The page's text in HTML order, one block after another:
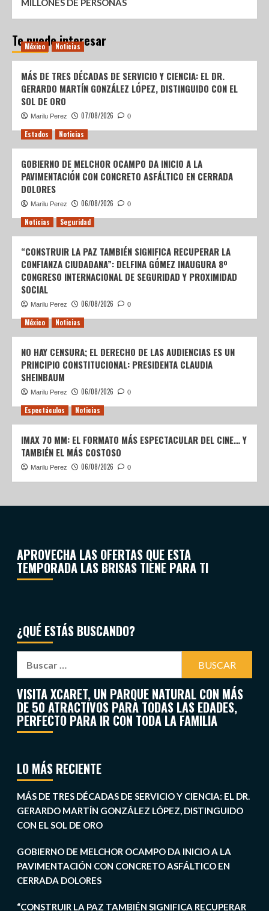
MILLONES DE PERSONAS
Te puede interesar
México Noticias
MÁS DE TRES DÉCADAS DE SERVICIO Y CIENCIA: EL DR.
GERARDO MARTÍN GONZÁLEZ LÓPEZ, DISTINGUIDO CON EL
SOL DE ORO
Marilu Perez 07/08/2026 0
Estados Noticias
GOBIERNO DE MELCHOR OCAMPO DA INICIO A LA
PAVIMENTACIÓN CON CONCRETO ASFÁLTICO EN CERRADA
DOLORES
Marilu Perez 06/08/2026 0
Noticias Seguridad
“CONSTRUIR LA PAZ TAMBIÉN SIGNIFICA RECUPERAR LA
CONFIANZA CIUDADANA”: DELFINA GÓMEZ INAUGURA 8º
CONGRESO INTERNACIONAL DE SEGURIDAD Y PROXIMIDAD
SOCIAL
Marilu Perez 06/08/2026 0
México Noticias
NO HAY CENSURA; EL DERECHO DE LAS AUDIENCIAS ES UN
PRINCIPIO CONSTITUCIONAL: PRESIDENTA CLAUDIA
SHEINBAUM
Marilu Perez 06/08/2026 0
Espectáculos Noticias
IMAX 70 MM: EL FORMATO MÁS ESPECTACULAR DEL CINE… Y
TAMBIÉN EL MÁS COSTOSO
Marilu Perez 06/08/2026 0
APROVECHA LAS OFERTAS QUE ESTA
TEMPORADA LAS BRISAS TIENE PARA TI
¿QUÉ ESTÁS BUSCANDO?
VISITA XCARET, UN PARQUE NATURAL CON MÁS
DE 50 ATRACTIVOS PARA TODAS LAS EDADES,
PERFECTO PARA IR CON TODA LA FAMILIA
LO MÁS RECIENTE
MÁS DE TRES DÉCADAS DE SERVICIO Y CIENCIA: EL DR.
GERARDO MARTÍN GONZÁLEZ LÓPEZ, DISTINGUIDO
CON EL SOL DE ORO
GOBIERNO DE MELCHOR OCAMPO DA INICIO A LA
PAVIMENTACIÓN CON CONCRETO ASFÁLTICO EN
CERRADA DOLORES
“CONSTRUIR LA PAZ TAMBIÉN SIGNIFICA RECUPERAR